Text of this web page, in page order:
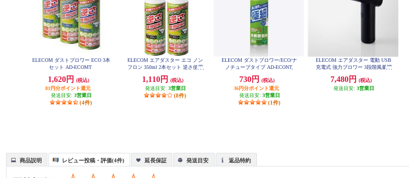
ELECOM ダストブロワー ECO 3本
セット AD-ECOMT
1,620円
(税込)
81円分ポイント還元
発送目安: 3営業日
(4件)
ELECOM エアダスター エコ ノン
フロン 350ml 2本セット 逆さ使用
1,110円
(税込)
発送目安: 3営業日
(8件)
ELECOM ダストブロワー/ECO/ナ
ノチューブタイプ AD-ECONT
730円
(税込)
36円分ポイント還元
発送目安: 3営業日
(1件)
ELECOM エアダスター 電動 USB
充電式 強力ブロワー 3段階風量調
アダスター ブラック AD-ALB01B
K
7,480円
(税込)
発送目安: 3営業日
商品説明 レビュー投稿・評価(4件) 延長保証 発送目安 返品特約